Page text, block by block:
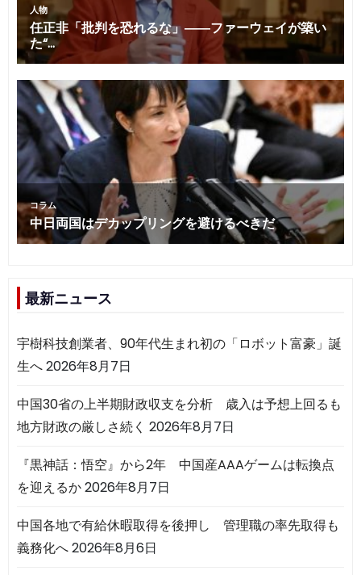
最新ニュース
宇樹科技創業者、90年代生まれ初の「ロボット富豪」誕
生へ2026年8月7日
中国30省の上半期財政収支を分析 歳入は予想上回るも
地方財政の厳しさ続く 2026年8月7日
『黒神話：悟空』から2年 中国産AAAゲームは転換点
を迎えるか2026年8月7日
中国各地で有給休暇取得を後押し 管理職の率先取得も
義務化へ2026年8月6日